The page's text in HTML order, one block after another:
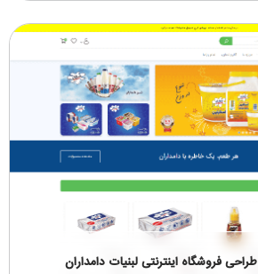
طراحی فروشگاه اینترنتی لبنیات دامداران